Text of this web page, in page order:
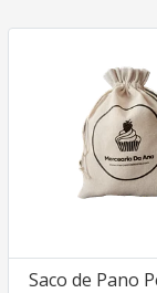
Saco de Pano